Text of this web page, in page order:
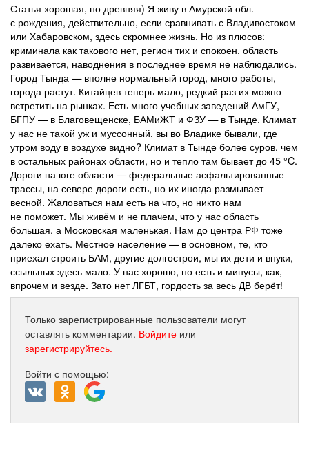
Статья хорошая, но древняя) Я живу в Амурской обл.
с рождения, действительно, если сравнивать с Владивостоком
или Хабаровском, здесь скромнее жизнь. Но из плюсов:
криминала как такового нет, регион тих и спокоен, область
развивается, наводнения в последнее время не наблюдались.
Город Тында — вполне нормальный город, много работы,
города растут. Китайцев теперь мало, редкий раз их можно
встретить на рынках. Есть много учебных заведений АмГУ,
БГПУ — в Благовещенске, БАМиЖТ и ФЗУ — в Тынде. Климат
у нас не такой уж и муссонный, вы во Владике бывали, где
утром воду в воздухе видно? Климат в Тынде более суров, чем
в остальных районах области, но и тепло там бывает до 45 °C.
Дороги на юге области — федеральные асфальтированные
трассы, на севере дороги есть, но их иногда размывает
весной. Жаловаться нам есть на что, но никто нам
не поможет. Мы живём и не плачем, что у нас область
большая, а Московская маленькая. Нам до центра РФ тоже
далеко ехать. Местное население — в основном, те, кто
приехал строить БАМ, другие долгострои, мы их дети и внуки,
ссыльных здесь мало. У нас хорошо, но есть и минусы, как,
впрочем и везде. Зато нет ЛГБТ, гордость за весь ДВ берёт!
Только зарегистрированные пользователи могут
оставлять комментарии. Войдите или
зарегистрируйтесь.
Войти с помощью: